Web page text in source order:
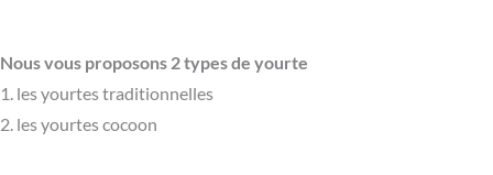
Nous vous proposons 2 types de yourte
1. les yourtes traditionnelles
2. les yourtes cocoon